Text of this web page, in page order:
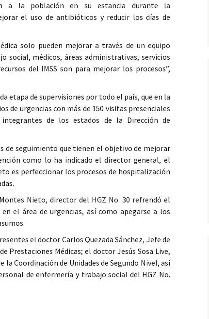
a la población en su estancia durante la
el uso de antibióticos y reducir los días de
solo pueden mejorar a través de un equipo
social, médicos, áreas administrativas, servicios
del IMSS son para mejorar los procesos”,
etapa de supervisiones por todo el país, que en la
de urgencias con más de 150 visitas presenciales
de los estados de la Dirección de
de seguimiento que tienen el objetivo de mejorar
como lo ha indicado el director general, el
es perfeccionar los procesos de hospitalización
Nieto, director del HGZ No. 30 refrendó el
el área de urgencias, así como apegarse a los
el doctor Carlos Quezada Sánchez, Jefe de
Prestaciones Médicas; el doctor Jesús Sosa Live,
la Coordinación de Unidades de Segundo Nivel, así
de enfermería y trabajo social del HGZ No.